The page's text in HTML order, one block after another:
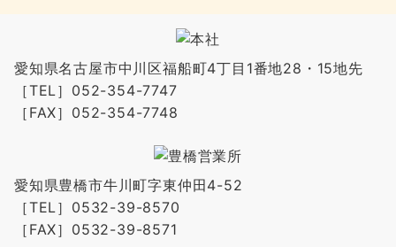
愛知県名古屋市中川区福船町4丁目1番地28・15地先
［TEL］052-354-7747
［FAX］052-354-7748
愛知県豊橋市牛川町字東仲田4-52
［TEL］0532-39-8570
［FAX］0532-39-8571